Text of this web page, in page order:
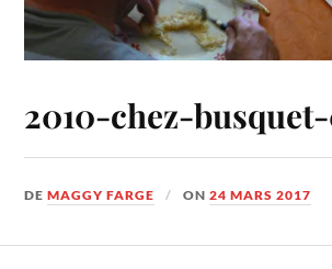
2010-chez-
DEMAGGY FARGE ON24 MARS 2017